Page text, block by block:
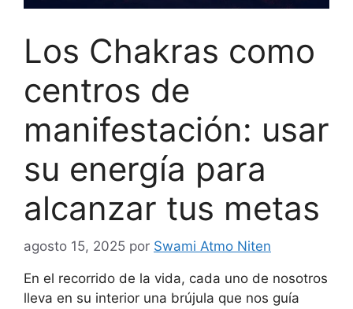
Los Chakras como
centros de
manifestación: usar
su energía para
alcanzar tus metas
agosto 15, 2025 por Swami Atmo Niten
En el recorrido de la vida, cada uno de nosotros
lleva en su interior una brújula que nos guía